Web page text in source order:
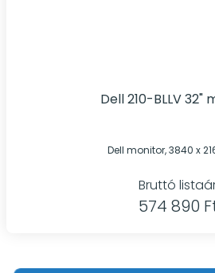
Dell 210-BLLV 32"
Dell monitor, 3840 x
Bruttó
574 890